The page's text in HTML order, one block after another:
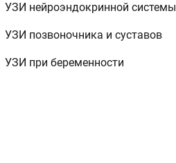
УЗИ нейроэндокринной системы
УЗИ позвоночника и суставов
УЗИ при беременности